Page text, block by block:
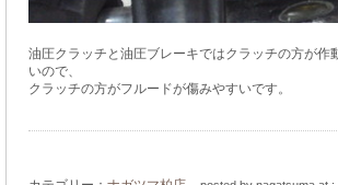
油圧クラッチと油圧ブレーキではクラッチの方が作
いので、
クラッチの方がフルードが傷みやすいです。